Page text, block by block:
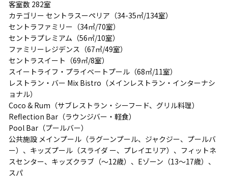
客室数 282室
カテゴリー セントラスーペリア（34-35㎡/134室）
セントラファミリー（34㎡/70室）
セントラプレミアム（56㎡/10室）
ファミリーレジデンス（67㎡/49室）
セントラスイート（69㎡/8室）
スイートライフ・プライベートプール（68㎡/11室）
レストラン・バー Mix Bistro（メインレストラン・インターナシ
ョナル）
Coco & Rum（サブレストラン・シーフード、グリル料理）
Reflection Bar（ラウンジバー・軽食）
Pool Bar（プールバー）
公共施設 メインプール（ラグーンプール、ジャクジー、プールバ
ー）、キッズプール（スライダ ー、プレイエリア）、フィットネ
スセンター、キッズクラブ（～12歳）、Eゾーン（13～17歳）、
スパ